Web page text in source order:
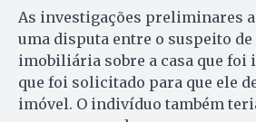
As investigações preliminares
uma disputa entre o suspeito de
imobiliária sobre a casa que foi
que foi solicitado para que ele
imóvel. O indivíduo também